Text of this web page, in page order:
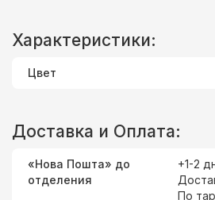
Характеристики:
Цвет
Доставка и Оплата:
«Нова Пошта» до
отделения
+1-2
По